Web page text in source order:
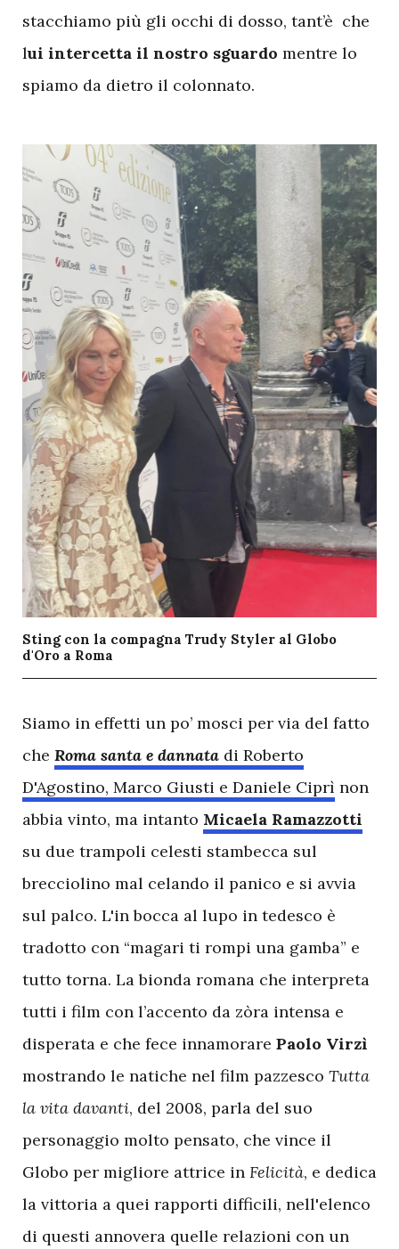
stacchiamo più gli occhi di dosso, tant’è che
lui intercetta il nostro sguardo mentre lo
spiamo da dietro il colonnato.
Sting con la compagna Trudy Styler al Globo
d'Oro a Roma
Siamo in effetti un po’ mosci per via del fatto
che Roma santa e dannata di Roberto
D'Agostino, Marco Giusti e Daniele Ciprì non
abbia vinto, ma intanto Micaela Ramazzotti
su due trampoli celesti stambecca sul
brecciolino mal celando il panico e si avvia
sul palco. L'in bocca al lupo in tedesco è
tradotto con “magari ti rompi una gamba” e
tutto torna. La bionda romana che interpreta
tutti i film con l’accento da zòra intensa e
disperata e che fece innamorare Paolo Virzì
mostrando le natiche nel film pazzesco Tutta
la vita davanti, del 2008, parla del suo
personaggio molto pensato, che vince il
Globo per migliore attrice in Felicità, e dedica
la vittoria a quei rapporti difficili, nell'elenco
di questi annovera quelle relazioni con un